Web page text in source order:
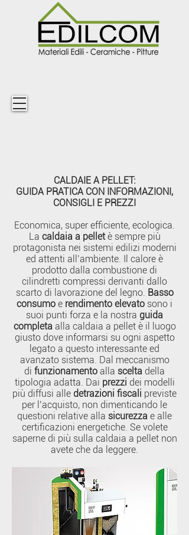
CALDAIE A PELLET:
GUIDA PRATICA CON INFORMAZIONI,
CONSIGLI E PREZZI
Economica, super efficiente, ecologica.
La caldaia a pelletè sempre più
protagonista nei sistemi edilizi moderni
ed attenti all’ambiente. Il calore è
prodotto dalla combustione di
cilindretti compressi derivanti dallo
scarto di lavorazione del legno. Basso
consumo e rendimento elevato sono i
suoi punti forza e la nostra guida
completaalla caldaia a pellet è il luogo
giusto dove informarsi su ogni aspetto
legato a questo interessante ed
avanzato sistema. Dal meccanismo
di funzionamento alla scelta della
tipologia adatta. Dai prezzi dei modelli
più diffusi alle detrazioni fiscali previste
per l’acquisto, non dimenticando le
questioni relative alla sicurezza e alle
certificazioni energetiche. Se volete
saperne di più sulla caldaia a pellet non
avete che da leggere.